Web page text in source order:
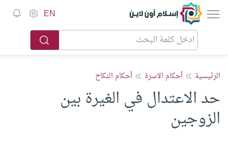
إسلام أون لاين EN
الرئيسية أحكام الاسرة أحكام النكاح
حد الاعتدال في الغيرة بين
الزوجين